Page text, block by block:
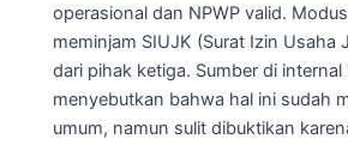
operasional dan NPWP valid.
meminjam SIUJK (Surat Izin Usaha
dari pihak ketiga. Sumber di internal
menyebutkan bahwa hal ini sudah
umum, namun sulit dibuktikan